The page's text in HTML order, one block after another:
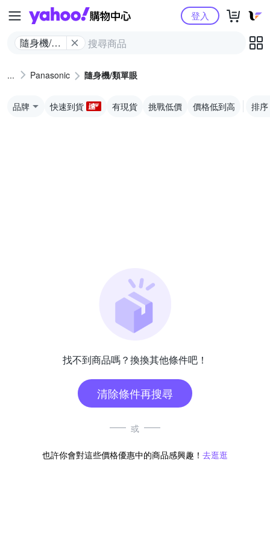
Yahoo購物中心
隨身機/類
登入
Panasonic 隨身機/類單眼
品牌 快速到貨 有現貨 挑戰低價 價格低到高 排序
找不到商品嗎？換換其他條件吧！
清除條件再搜尋
或
也許你會對這些價格優惠中的商品感興趣！ 去逛逛